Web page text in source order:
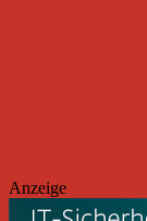
Anzeige